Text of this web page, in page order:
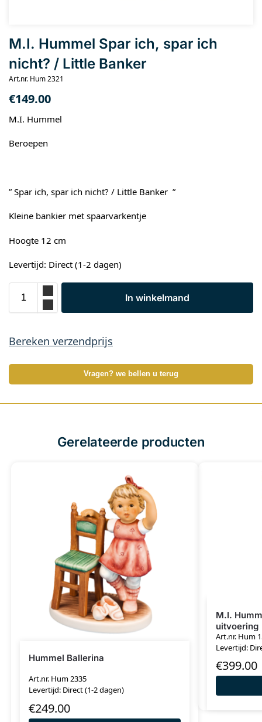
M.I. Hummel Spar ich, spar ich
nicht? / Little Banker
Art.nr. Hum 2321
€149.00
M.I. Hummel
Beroepen
” Spar ich, spar ich nicht? / Little Banker ”
Kleine bankier met spaarvarkentje
Hoogte 12 cm
Levertijd: Direct (1-2 dagen)
In winkelmand
Bereken verzendprijs
Vragen? we bellen u terug
Gerelateerde producten
Hummel Ballerina
Art.nr. Hum 2335
Levertijd: Direct (1-2 dagen)
€249.00
M.I.
uitvoering
Art.nr. Hum
Levertijd:
€399.00